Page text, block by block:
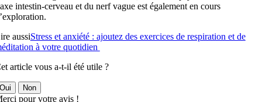
intestin-cerveau et du nerf vague est également en cours
aussiStress et anxiété : ajoutez des exercices de respiration et de
à votre quotidien
article vous a-t-il été utile ?
Non
pour votre avis !